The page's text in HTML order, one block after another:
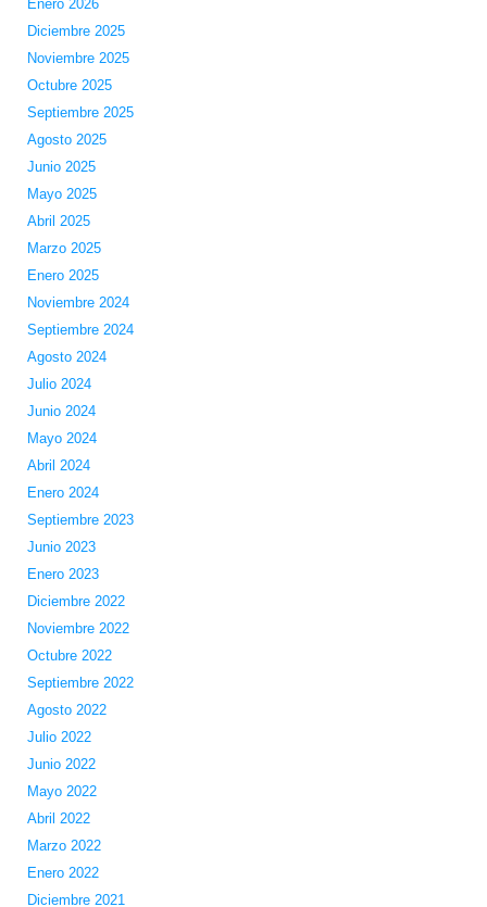
Enero 2026
Diciembre 2025
Noviembre 2025
Octubre 2025
Septiembre 2025
Agosto 2025
Junio 2025
Mayo 2025
Abril 2025
Marzo 2025
Enero 2025
Noviembre 2024
Septiembre 2024
Agosto 2024
Julio 2024
Junio 2024
Mayo 2024
Abril 2024
Enero 2024
Septiembre 2023
Junio 2023
Enero 2023
Diciembre 2022
Noviembre 2022
Octubre 2022
Septiembre 2022
Agosto 2022
Julio 2022
Junio 2022
Mayo 2022
Abril 2022
Marzo 2022
Enero 2022
Diciembre 2021